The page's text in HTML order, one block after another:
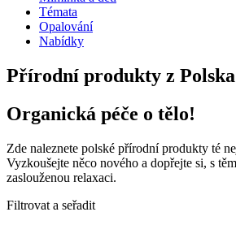
Témata
Opalování
Nabídky
Přírodní produkty z Polska
Organická péče o tělo!
Zde naleznete polské přírodní produkty té
Vyzkoušejte něco nového a dopřejte si, s
zaslouženou relaxaci.
Filtrovat a seřadit